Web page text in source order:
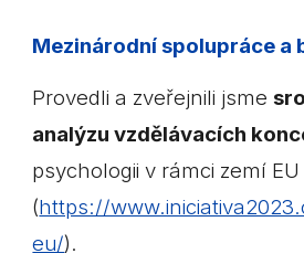
Mezinárodní spolupráce a
Provedli a zveřejnili jsme
analýzu vzdělávacích
psychologii v rámci zemí EU
(https://
eu/).